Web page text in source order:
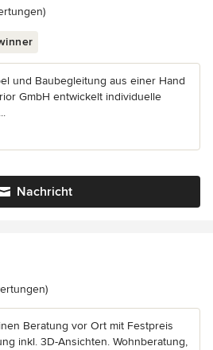
4.7 von 5 Sternen
und Baubegleitung aus einer Hand
GmbH entwickelt individuelle
Nachricht
5 von 5 Sternen
Beratung vor Ort mit Festpreis
inkl. 3D-Ansichten. Wohnberatung,